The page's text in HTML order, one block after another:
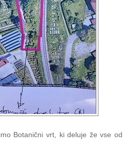
Botanični vrt, ki deluje že vse od